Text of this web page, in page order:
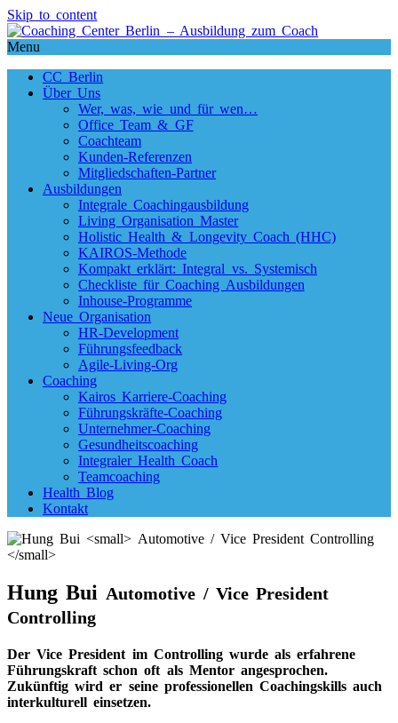
Skip to content
Menu
CC Berlin
Über Uns
Wer, was, wie und für wen…
Office Team & GF
Coachteam
Kunden-Referenzen
Mitgliedschaften-Partner
Ausbildungen
Integrale Coachingausbildung
Living Organisation Master
Holistic Health & Longevity Coach (HHC)
KAIROS-Methode
Kompakt erklärt: Integral vs. Systemisch
Checkliste für Coaching Ausbildungen
Inhouse-Programme
Neue Organisation
HR-Development
Führungsfeedback
Agile-Living-Org
Coaching
Kairos Karriere-Coaching
Führungskräfte-Coaching
Unternehmer-Coaching
Gesundheitscoaching
Integraler Health Coach
Teamcoaching
Health Blog
Kontakt
Hung Bui Automotive / Vice President
Controlling
Der Vice President im Controlling wurde als erfahrene
Führungskraft schon oft als Mentor angesprochen.
Zukünftig wird er seine professionellen Coachingskills auch
interkulturell einsetzen.